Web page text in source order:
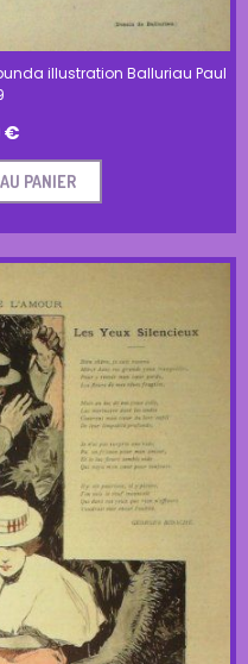
illustration Balluriau Paul
€
PANIER